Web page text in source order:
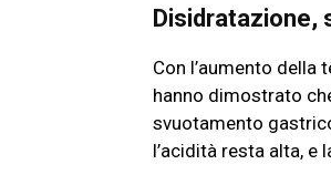
Disidratazione,
Con l’aumento della
hanno dimostrato
svuotamento
l’acidità resta alta, e